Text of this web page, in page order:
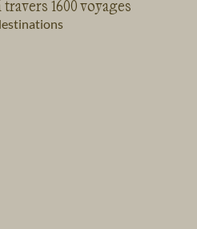
1600 voyages